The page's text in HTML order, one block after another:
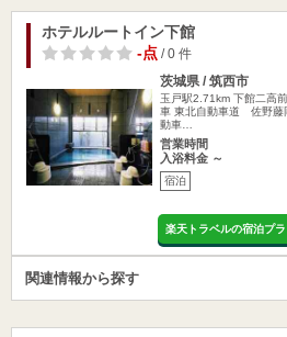
ホテルルートイン下館
-点/ 0 件
茨城県 / 筑西市
玉戸駅2.71km 下館二高
車 東北自動車道 佐野
動車…
営業時間
入浴料金 ～
宿泊
楽天トラベルの宿泊プ
関連情報から探す